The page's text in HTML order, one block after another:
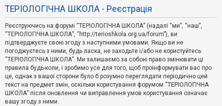
Т
е
м
и
б
е
з
в
і
д
п
о
в
і
д
ТЕРІОЛОГІЧНА ШКОЛА - Реєстрація
Реєструючись на форумі “ТЕРІОЛОГІЧНА ШКОЛА” (надалі “ми”, “наш”,
“ТЕРІОЛОГІЧНА ШКОЛА”, “http://terioshkola.org.ua/forum”), ви
підтверджуєте свою згоду з наступними умовами. Якщо ви не
погоджуєтесь з ними, будь ласка, не заходьте і/або не користуйтесь
“ТЕРІОЛОГІЧНА ШКОЛА”. Ми залишаємо за собою право змінювати ці
правила будь-коли, і зробимо усе для того, щоб проінформувати вас про
це, однак з вашої сторони було б розумно переглядати періодично цей
текст на предмет змін, оскільки користування форумом “ТЕРІОЛОГІЧНА
ШКОЛА” після оновлення чи виправлення умов користування означає
вашу згоду з ними.